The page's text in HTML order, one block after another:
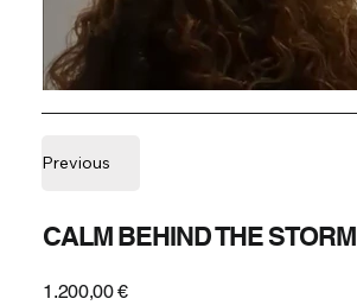
CALM BEHIND THE STORM
1.200,00 €
Previous